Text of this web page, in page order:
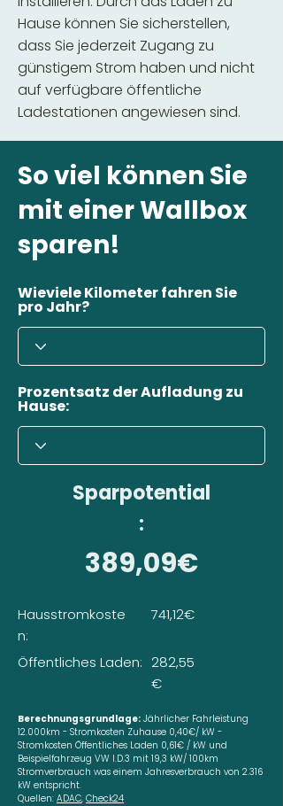
Hause können Sie sicherstellen,
dass Sie jederzeit Zugang zu
günstigem Strom haben und nicht
auf verfügbare öffentliche
Ladestationen angewiesen sind.
So viel können Sie
mit einer Wallbox
sparen!
Wieviele Kilometer fahren Sie
pro Jahr?
Prozentsatz der Aufladung zu
Hause:
Sparpotential
:
389,09€
Hausstromkoste
n:
Öffentliches Laden:
741,12€
282,55
€
Berechnungsgrundlage: Jährlicher Fahrleistung
12.000km - Stromkosten Zuhause 0,40€/ kW -
Stromkosten Öffentliches Laden 0,61€ / kW und
Beispielfahrzeug VW I.D.3 mit 19,3 kW/ 100km
Stromverbrauch was einem Jahresverbrauch von 2.316
kW entspricht.
Quellen: ADAC, Check24